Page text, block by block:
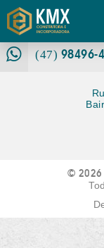
(47) 3360-
(47) 98496-
© 2026